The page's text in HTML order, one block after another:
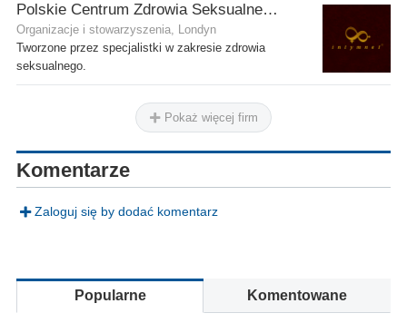
Polskie Centrum Zdrowia Seksualnego
Organizacje i stowarzyszenia, Londyn
Tworzone przez specjalistki w zakresie zdrowia
seksualnego.
Pokaż więcej firm
Komentarze
Zaloguj się by dodać komentarz
Popularne Komentowane